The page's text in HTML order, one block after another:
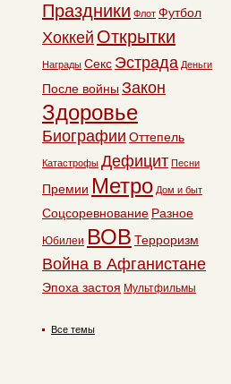
Праздники Флот Футбол
Хоккей Открытки
Награды Секс Эстрада Деньги
После войны Закон
Здоровье
Биографии Оттепель
Катастрофы Дефицит Песни
Премии Метро Дом и быт
Соцсоревнование Разное
Юбилеи ВОВ Терроризм
Война в Афганистане
Эпоха застоя Мультфильмы
Все темы